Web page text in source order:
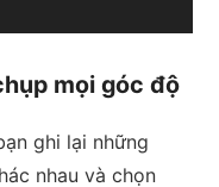
mọi góc độ
ghi lại những
nhau và chọn